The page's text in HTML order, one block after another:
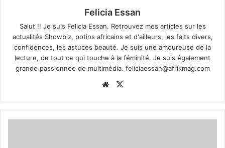
Felicia Essan
Salut !! Je suis Felicia Essan. Retrouvez mes articles sur les
actualités Showbiz, potins africains et d'ailleurs, les faits divers,
confidences, les astuces beauté. Je suis une amoureuse de la
lecture, de tout ce qui touche à la féminité. Je suis également
grande passionnée de multimédia. feliciaessan@afrikmag.com
Website